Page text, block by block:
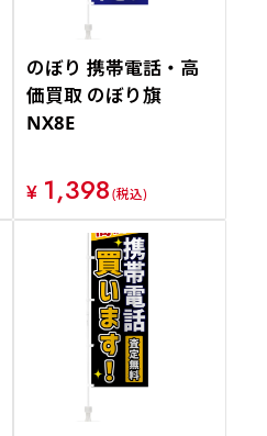
のぼり 携帯電話・高
価買取 のぼり旗
NX8E
¥ 1,398(税込)